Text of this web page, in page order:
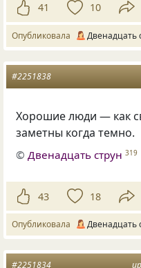
41 10
Опубликовала Двенадцать
#2251838
Хорошие люди — как
заметны когда темно.
©Двенадцать струн 319
43 18
Опубликовала Двенадцать
#2251834